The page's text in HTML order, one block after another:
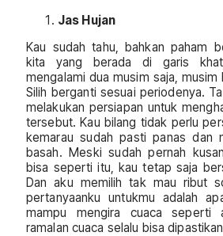
Jas Hujan
Kau sudah tahu, bahkan paham
kita yang berada di garis
mengalami dua musim saja, musim
Silih berganti sesuai periodenya.
melakukan persiapan untuk
tersebut. Kau bilang tidak perlu
kemarau sudah pasti panas dan
basah. Meski sudah pernah
bisa seperti itu, kau tetap saja
Dan aku memilih tak mau ribut
pertanyaanku untukmu adalah
mampu mengira cuaca seperti
ramalan cuaca selalu bisa